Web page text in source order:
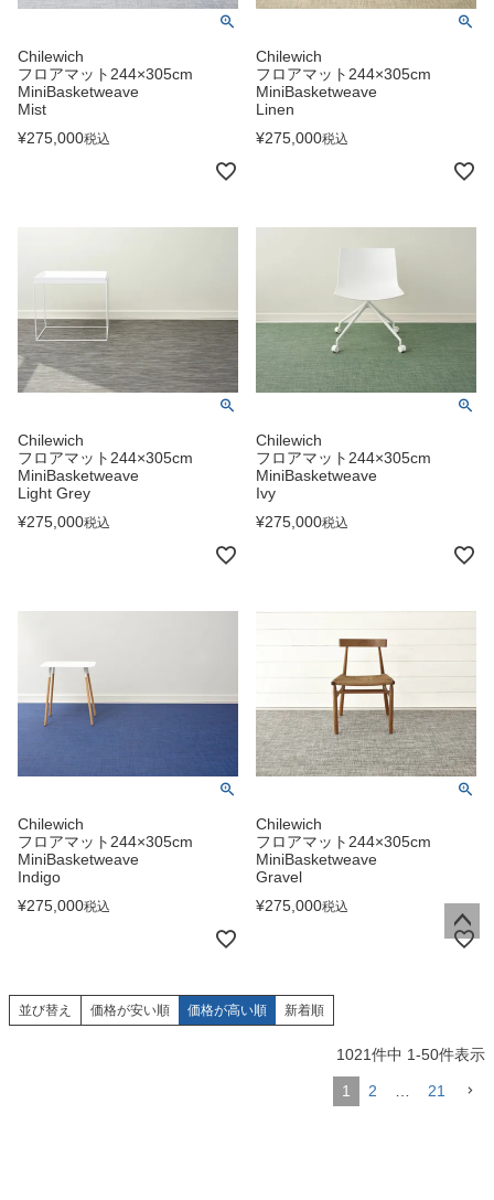
Chilewich
フロアマット244×305cm
MiniBasketweave
Mist
¥275,000税込
Chilewich
フロアマット244×305cm
MiniBasketweave
Linen
¥275,000税込
Chilewich
フロアマット244×305cm
MiniBasketweave
Light Grey
¥275,000税込
Chilewich
フロアマット244×305cm
MiniBasketweave
Ivy
¥275,000税込
Chilewich
フロアマット244×305cm
MiniBasketweave
Indigo
¥275,000税込
Chilewich
フロアマット244×305cm
MiniBasketweave
Gravel
¥275,000税込
並び替え 価格が安い順 価格が高い順 新着順
1021件中 1-50件表示
1 2 21
ペー